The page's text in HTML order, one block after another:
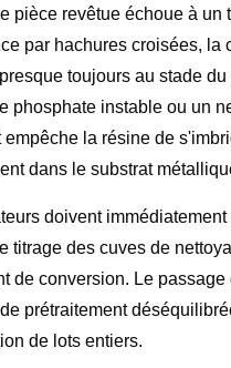
pièce revêtue échoue à un
par hachures croisées, la
toujours au stade du
phosphate instable ou un
empêche la résine de
dans le substrat
doivent
titrage des cuves de
de conversion. Le
prétraitement
de lots entiers.